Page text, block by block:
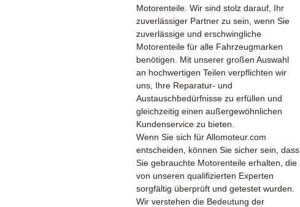
Motorenteile. Wir sind stolz darauf, Ihr
zuverlässiger Partner zu sein, wenn Sie
zuverlässige und erschwingliche
Motorenteile für alle Fahrzeugmarken
benötigen. Mit unserer großen Auswahl
an hochwertigen Teilen verpflichten wir
uns, Ihre Reparatur- und
Austauschbedürfnisse zu erfüllen und
gleichzeitig einen außergewöhnlichen
Kundenservice zu bieten.
Wenn Sie sich für Allomoteur.com
entscheiden, können Sie sicher sein, dass
Sie gebrauchte Motorenteile erhalten, die
von unseren qualifizierten Experten
sorgfältig überprüft und getestet wurden.
Wir verstehen die Bedeutung der